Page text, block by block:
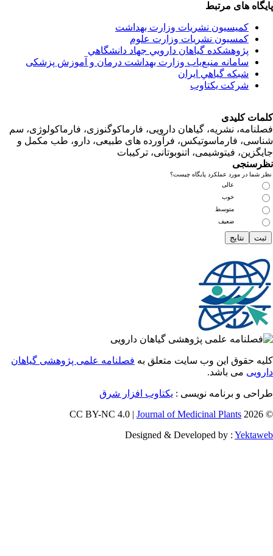
های مرتبط
کمیسیون نشریات وزارت بهداشت
کمسیون نشریات وزارت علوم
پژوهشكده گياهان دارويي جهاد دانشگاهي
سامانه منبع‌ياب وزارت بهداشت درمان و آموزش پزشکی
شبكه گياهي ايران
شرکت یکتاوب
کلیدی
نشریه، گیاهان دارویی، فارماکوگنوزی، فارماکولوژی، سم
فارماسوتیکس، فرآورده های طبیعی، دارو، طب مکمل و
فیتوشیمی، اتنوبوتانی، ترکیبات
در مورد عملکرد پایگاه چیست؟
متوسط
ضعیف
حقوق این وب سایت متعلق بهفصلنامه علمی پژوهشی گیاهان
می باشد.
و برنامه نویسی :یکتاوب افزار شرق
Journal of Medicinal Plants
Designed & Developed by :